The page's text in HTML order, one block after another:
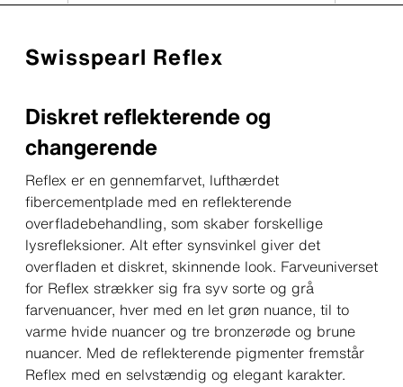
Swisspearl Reflex
Diskret reflekterende og
changerende
Reflex er en gennemfarvet, lufthærdet
fibercementplade med en reflekterende
overfladebehandling, som skaber forskellige
lysrefleksioner. Alt efter synsvinkel giver det
overfladen et diskret, skinnende look. Farveuniverset
for Reflex strækker sig fra syv sorte og grå
farvenuancer, hver med en let grøn nuance, til to
varme hvide nuancer og tre bronzerøde og brune
nuancer. Med de reflekterende pigmenter fremstår
Reflex med en selvstændig og elegant karakter.